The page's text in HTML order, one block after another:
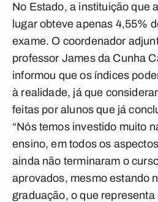
No Estado, a instituição que
lugar obteve apenas 4,55%
exame. O coordenador
professor James da Cunha
informou que os índices
à realidade, já que
feitas por alunos que já
“Nós temos investido muito
ensino, em todos os
ainda não terminaram o
aprovados, mesmo estando
graduação, o que representa